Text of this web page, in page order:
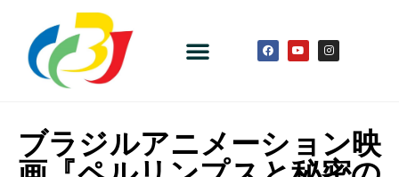
ブラジルアニメーション映